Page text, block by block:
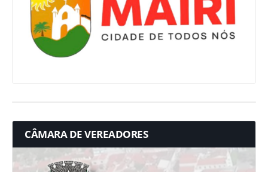
CÂMARA DE VEREADORES